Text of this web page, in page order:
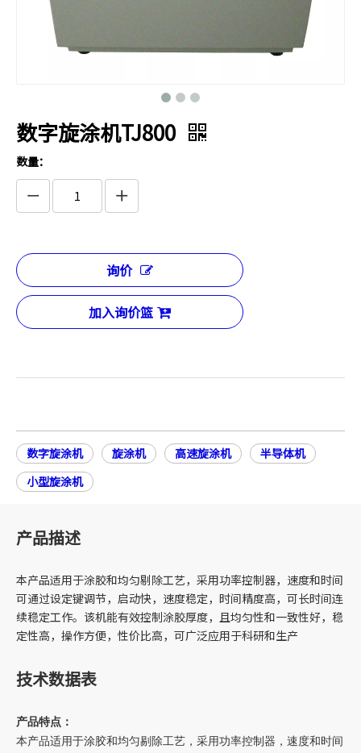
数字旋涂机TJ800
数量：
询价
加入询价篮
数字旋涂机 旋涂机 高速旋涂机
半导体机
小型旋涂机
产品描述
本产品适用于涂胶和均匀剔除工艺，采用功率控制器，速度和时间
可通过设定键调节，启动快，速度稳定，时间精度高，可长时间连
续稳定工作。该机能有效控制涂胶厚度，且均匀性和一致性好，稳
定性高，操作方便，性价比高，可广泛应用于科研和生产
技术数据表
产品特点：
本产品适用于涂胶和均匀剔除工艺，采用功率控制器，速度和时间